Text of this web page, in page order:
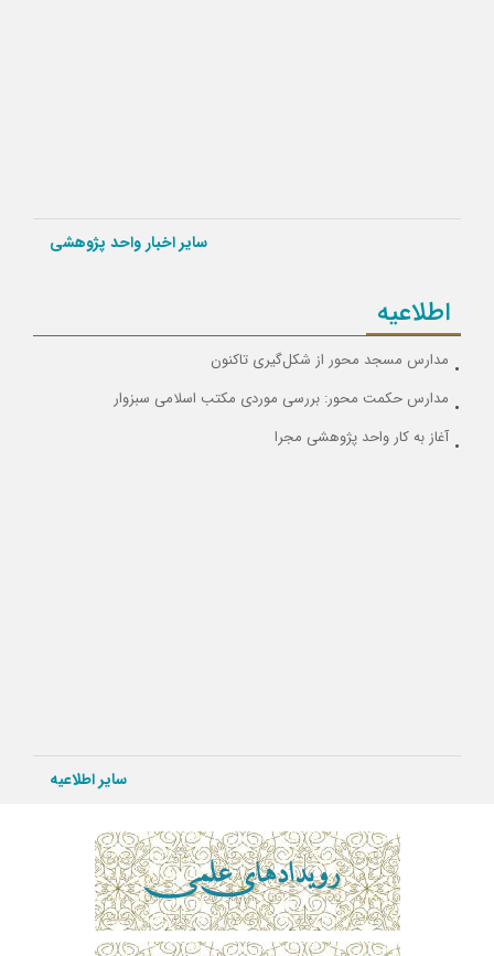
سایر اخبار واحد پژوهشی
اطلاعیه
مدارس مسجد محور از شکل‌گیری تاکنون
مدارس حکمت محور: بررسی موردی مکتب اسلامی سبزوار
آغاز به کار واحد پژوهشی مجرا
سایر اطلاعیه